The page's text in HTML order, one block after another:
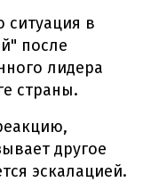
ситуация в
после
лидера
страны.
другое
эскалацией.